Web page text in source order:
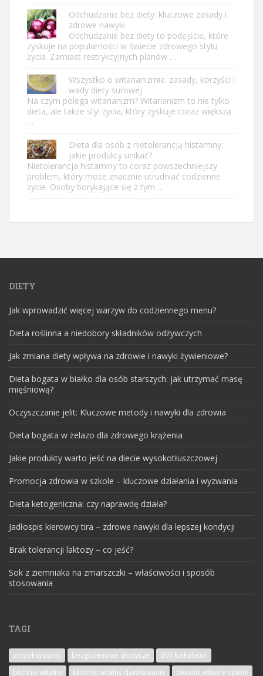
Odchudzanie bez diety: kluczowe zasady i
zdrowe nawyki
Odchudzanie bez diety to podejście, które
zyskuje na popularności w świecie zdrowego stylu
życia. Zamiast restrykcyjnych planów …
Wszystko o witarianizmie: zasady, korzyści i
wady diety surowej
Na czym polega witarianizm? Witarianizm to nie tylko
dieta, ale także styl życia, który zyskuje coraz większą
…
Dieta dla osób z nietolerancją histaminy:
jakie produkty unikać?
Nietolerancja histaminy to coraz powszechniejszy
problem, który może znacznie utrudniać codzienne
życie. Osoby borykające się z tym …
DIETY
Jak wprowadzić więcej warzyw do codziennego menu?
Dieta roślinna a niedobory składników odżywczych
Jak zmiana diety wpływa na zdrowie i nawyki żywieniowe?
Dieta bogata w białko dla osób starszych: jak utrzymać masę
mięśniową?
Oczyszczanie jelit: Kluczowe metody i nawyki dla zdrowia
Dieta bogata w żelazo dla zdrowego krążenia
Jakie produkty warto jeść na diecie wysokotłuszczowej
Promocja zdrowia w szkole – kluczowe działania i wyzwania
Dieta ketogeniczna: czy naprawdę działa?
Jadłospis kierowcy tira – zdrowe nawyki dla lepszej kondycji
Brak tolerancji laktozy – co jeść?
Sok z ziemniaka na zmarszczki – właściwości i sposób
stosowania
TAGI
antyoksydanty bezglutenowe słodycze
BMI kalkulator
błonnik witalny
błonnik witalny dawkowanie błonnik witalny opinie